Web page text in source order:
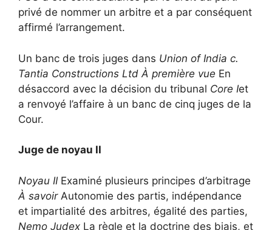
privé de nommer un arbitre et a par conséquent
affirmé l’arrangement.
Un banc de trois juges dans Union of India c.
Tantia Constructions Ltd À première vue En
désaccord avec la décision du tribunal Core Iet
a renvoyé l’affaire à un banc de cinq juges de la
Cour.
Juge de noyau II
Noyau IIExaminé plusieurs principes d’arbitrage
À savoir Autonomie des partis, indépendance
et impartialité des arbitres, égalité des parties,
Nemo Judex La règle et la doctrine des biais, et